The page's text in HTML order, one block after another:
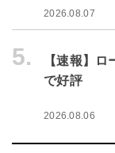
2026.08.07
5.
【速報】
で好評
2026.08.06